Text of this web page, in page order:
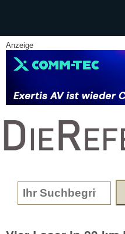
Anzeige
Search form